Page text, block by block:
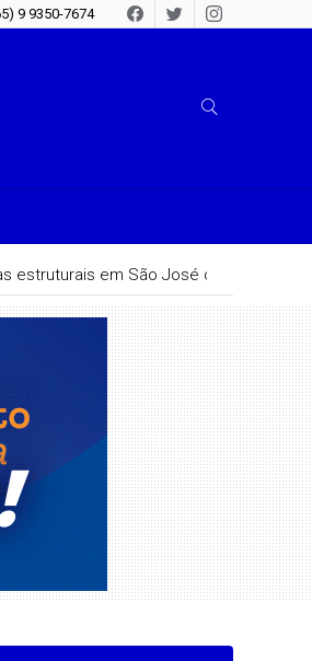
9 9350-7674
estruturais em São José do Rio Claro